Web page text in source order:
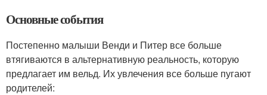
Основные события
Постепенно малыши Венди и Питер все больше
втягиваются в альтернативную реальность, которую
предлагает им вельд. Их увлечения все больше пугают
родителей: